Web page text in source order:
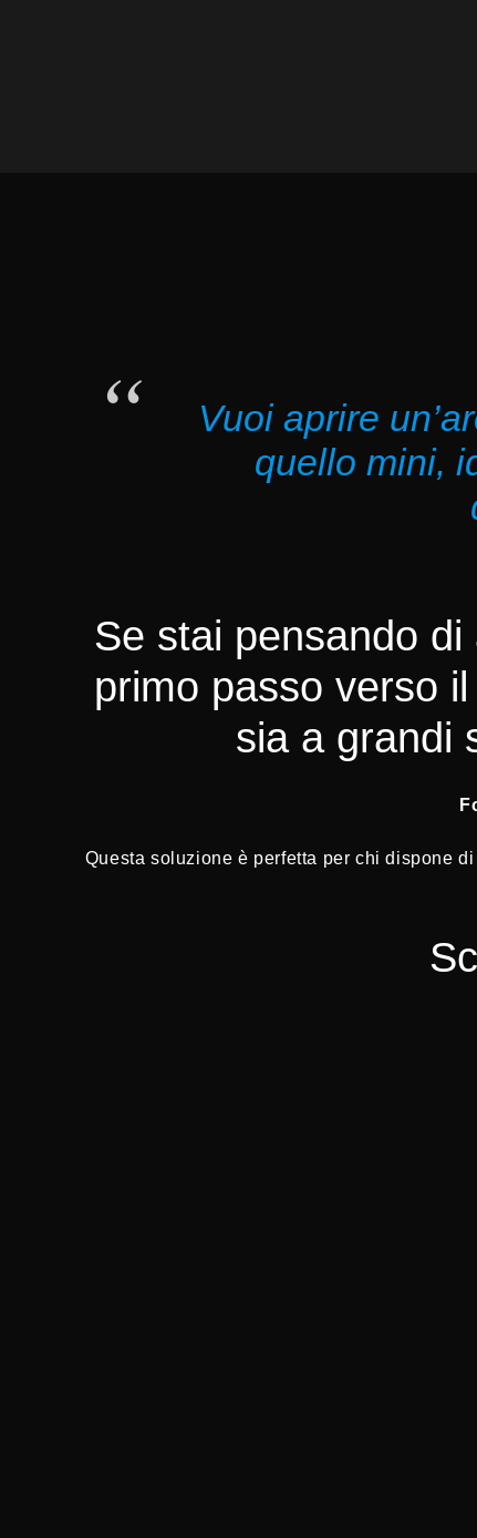
Vuoi aprire
quello mini,
Se stai pensando
primo passo verso
sia a grandi
Questa soluzione è perfetta per chi dispone